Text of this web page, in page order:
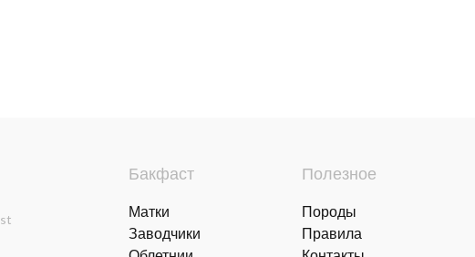
Бакфаст
Матки
Заводчики
Полезное
Породы
Правила